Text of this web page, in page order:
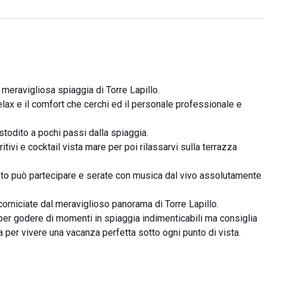
spiaggia di Torre Lapillo.
e il comfort che cerchi ed il personale professionale e
a pochi passi dalla spiaggia.
e cocktail vista mare per poi rilassarvi sulla terrazza
può partecipare e serate con musica dal vivo assolutamente
dal meraviglioso panorama di Torre Lapillo.
godere di momenti in spiaggia indimenticabili ma consiglia
vivere una vacanza perfetta sotto ogni punto di vista.